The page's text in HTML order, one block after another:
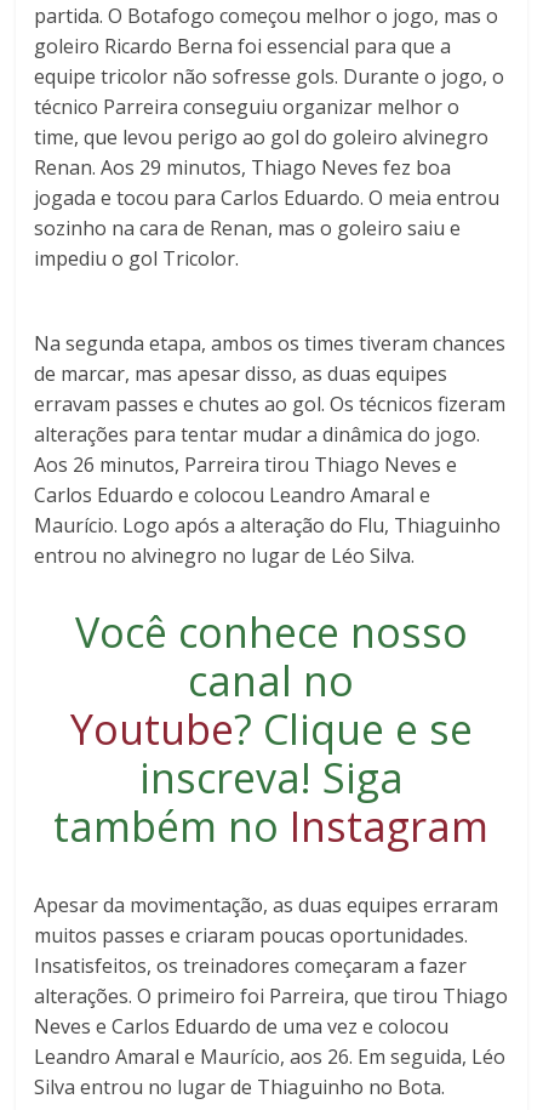
partida. O Botafogo começou melhor o jogo, mas o
goleiro Ricardo Berna foi essencial para que a
equipe tricolor não sofresse gols. Durante o jogo, o
técnico Parreira conseguiu organizar melhor o
time, que levou perigo ao gol do goleiro alvinegro
Renan. Aos 29 minutos, Thiago Neves fez boa
jogada e tocou para Carlos Eduardo. O meia entrou
sozinho na cara de Renan, mas o goleiro saiu e
impediu o gol Tricolor.
Na segunda etapa, ambos os times tiveram chances
de marcar, mas apesar disso, as duas equipes
erravam passes e chutes ao gol. Os técnicos fizeram
alterações para tentar mudar a dinâmica do jogo.
Aos 26 minutos, Parreira tirou Thiago Neves e
Carlos Eduardo e colocou Leandro Amaral e
Maurício. Logo após a alteração do Flu, Thiaguinho
entrou no alvinegro no lugar de Léo Silva.
Você conhece nosso
canal no
Youtube? Clique e se
inscreva! Siga
também no Instagram
Apesar da movimentação, as duas equipes erraram
muitos passes e criaram poucas oportunidades.
Insatisfeitos, os treinadores começaram a fazer
alterações. O primeiro foi Parreira, que tirou Thiago
Neves e Carlos Eduardo de uma vez e colocou
Leandro Amaral e Maurício, aos 26. Em seguida, Léo
Silva entrou no lugar de Thiaguinho no Bota.